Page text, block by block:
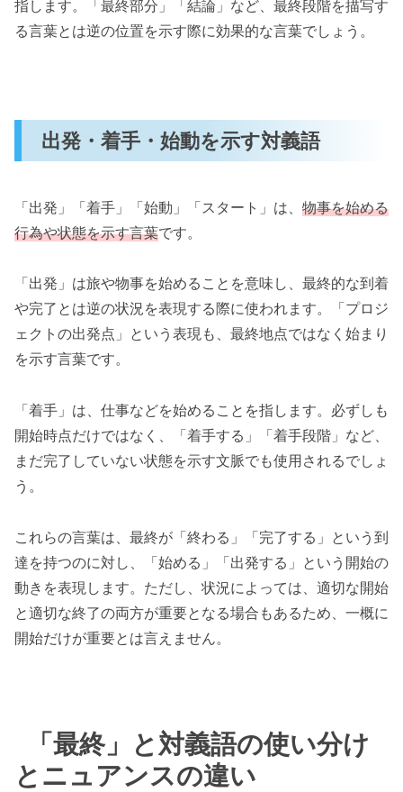
指します。「最終部分」「結論」など、最終段階を描写す
る言葉とは逆の位置を示す際に効果的な言葉でしょう。
出発・着手・始動を示す対義語
「出発」「着手」「始動」「スタート」は、 物事を始める
行為や状態を示す言葉です。
「出発」は旅や物事を始めることを意味し、最終的な到着
や完了とは逆の状況を表現する際に使われます。「プロジ
ェクトの出発点」という表現も、最終地点ではなく始まり
を示す言葉です。
「着手」は、仕事などを始めることを指します。必ずしも
開始時点だけではなく、「着手する」「着手段階」など、
まだ完了していない状態を示す文脈でも使用されるでしょ
う。
これらの言葉は、最終が「終わる」「完了する」という到
達を持つのに対し、「始める」「出発する」という開始の
動きを表現します。ただし、状況によっては、適切な開始
と適切な終了の両方が重要となる場合もあるため、一概に
開始だけが重要とは言えません。
「最終」と対義語の使い分け
とニュアンスの違い